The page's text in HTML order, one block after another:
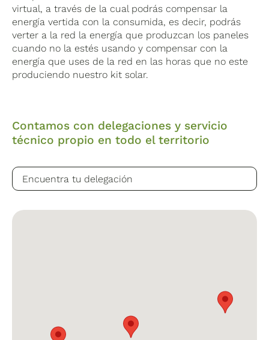
Optimizador SolarEdge S500
superior (99,5%). Mitigan todos los tipos de pérdida
por desajuste de los módulos, desde la tolerancia de
diseño de sistema flexible para un uso máximo del
espacio. Se instalan rápidamente con un solo tornillo
y tienen un mantenimiento de última generación con
seguridad, se desconectan de la tensión a nivel de
virtual, a través de la cual podrás compensar la
energía vertida con la consumida, es decir, podrás
verter a la red la energía que produzcan los paneles
cuando no la estés usando y compensar con la
energía que uses de la red en las horas que no este
produciendo nuestro kit solar.
Contamos con delegaciones y servicio
técnico propio en todo el territorio